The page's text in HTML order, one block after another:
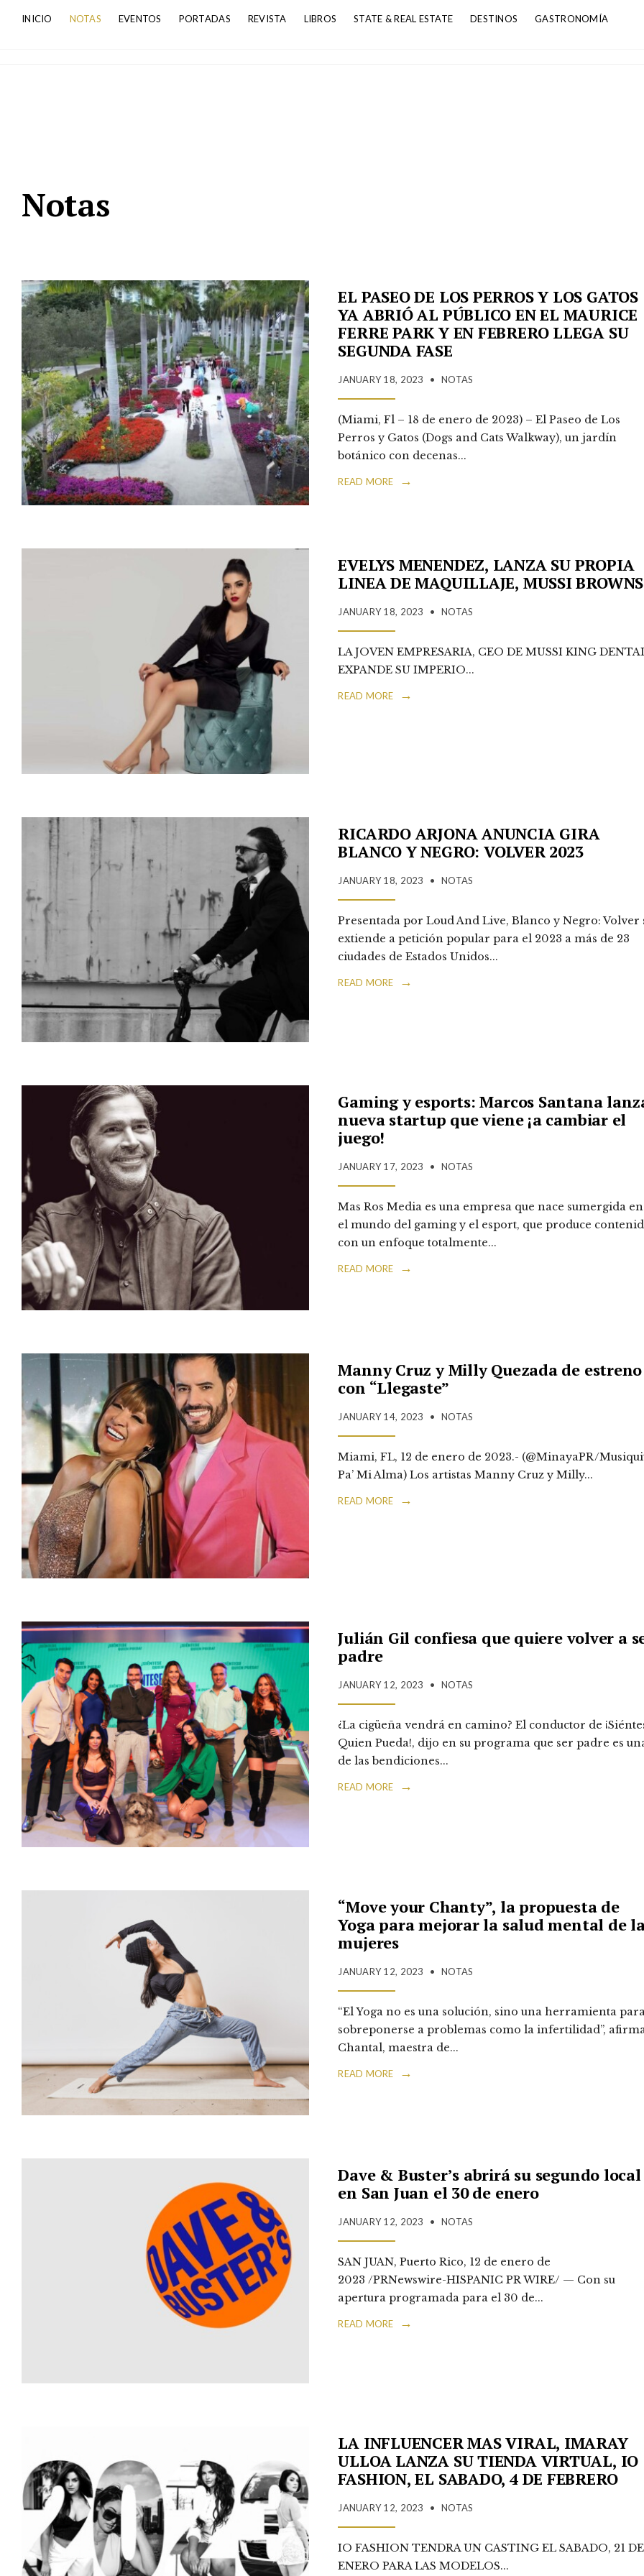
INICIO NOTAS EVENTOS PORTADAS REVISTA LIBROS STATE & REAL ESTATE DESTINOS GASTRONOMÍA
Notas
EL PASEO DE LOS PERROS Y LOS GATOS
YA ABRIÓ AL PÚBLICO EN EL MAURICE
FERRE PARK Y EN FEBRERO LLEGA SU
SEGUNDA FASE
JANUARY 18, 2023 • NOTAS
(Miami, Fl – 18 de enero de 2023) – El Paseo de Los
Perros y Gatos (Dogs and Cats Walkway), un jardín
botánico con decenas...
READ MORE →
EVELYS MENENDEZ, LANZA SU PROPIA
LINEA DE MAQUILLAJE, MUSSI BROWNS
JANUARY 18, 2023 • NOTAS
LA JOVEN EMPRESARIA, CEO DE MUSSI KING
EXPANDE SU IMPERIO...
READ MORE →
RICARDO ARJONA ANUNCIA GIRA
BLANCO Y NEGRO: VOLVER 2023
JANUARY 18, 2023 • NOTAS
Presentada por Loud And Live, Blanco y Negro: Volver
extiende a petición popular para el 2023 a más de 23
ciudades de Estados Unidos...
READ MORE →
Gaming y esports: Marcos Santana
nueva startup que viene ¡a cambiar el
juego!
JANUARY 17, 2023 • NOTAS
Mas Ros Media es una empresa que nace sumergida en
el mundo del gaming y el esport, que produce
con un enfoque totalmente...
READ MORE →
Manny Cruz y Milly Quezada de estreno
con “Llegaste”
JANUARY 14, 2023 • NOTAS
Miami, FL, 12 de enero de 2023.- (@MinayaPR/
Pa’ Mi Alma) Los artistas Manny Cruz y Milly...
READ MORE →
Julián Gil confiesa que quiere volver a
padre
JANUARY 12, 2023 • NOTAS
¿La cigüeña vendrá en camino? El conductor de
Quien Pueda!, dijo en su programa que ser padre es
de las bendiciones...
READ MORE →
“Move your Chanty”, la propuesta de
Yoga para mejorar la salud mental de
mujeres
JANUARY 12, 2023 • NOTAS
“El Yoga no es una solución, sino una herramienta
sobreponerse a problemas como la infertilidad”,
Chantal, maestra de...
READ MORE →
Dave & Buster’s abrirá su segundo local
en San Juan el 30 de enero
JANUARY 12, 2023 • NOTAS
SAN JUAN, Puerto Rico, 12 de enero de
2023 /PRNewswire-HISPANIC PR WIRE/ — Con su
apertura programada para el 30 de...
READ MORE →
LA INFLUENCER MAS VIRAL, IMARAY
ULLOA LANZA SU TIENDA VIRTUAL, IO
FASHION, EL SABADO, 4 DE FEBRERO
JANUARY 12, 2023 • NOTAS
IO FASHION TENDRA UN CASTING EL SABADO, 21 DE
ENERO PARA LAS MODELOS...